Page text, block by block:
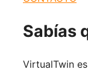
Sabías
VirtualTwin